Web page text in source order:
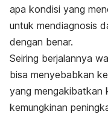
apa kondisi yang
untuk mendiagnosis
dengan benar.
Seiring berjalannya
bisa menyebabkan
yang mengakibatkan
kemungkinan